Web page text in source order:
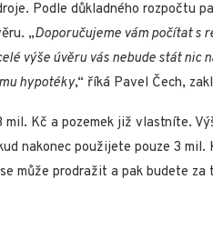
Podle důkladného rozpočtu
„Doporučujeme vám počítat s
výše úvěru vás nebude stát nic
hypotéky,“ říká Pavel Čech,
Kč a pozemek již vlastníte.
nakonec použijete pouze 3
může prodražit a pak budete